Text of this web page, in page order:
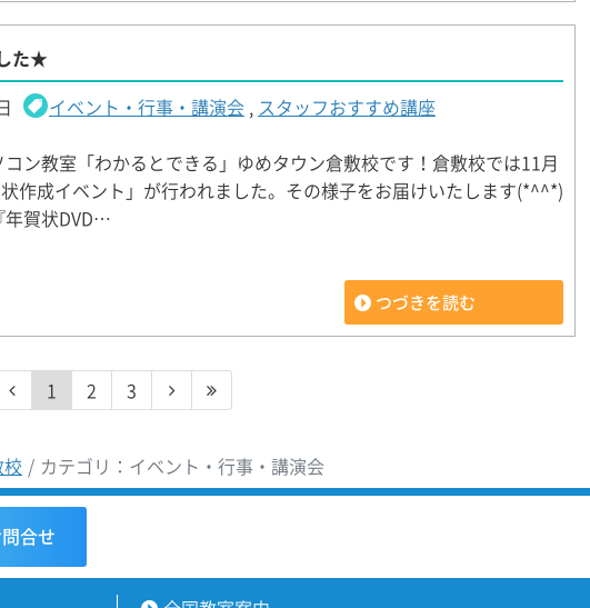
た★
イベント・行事・講演会 , スタッフおすすめ講座
ン教室「わかるとできる」ゆめタウン倉敷校です！倉敷校では11月
作成イベント」が行われました。その様子をお届けいたします(*^^*)
賀状DVD…
つづきを読む
1 2 3
校 カテゴリ：イベント・行事・講演会
合せ